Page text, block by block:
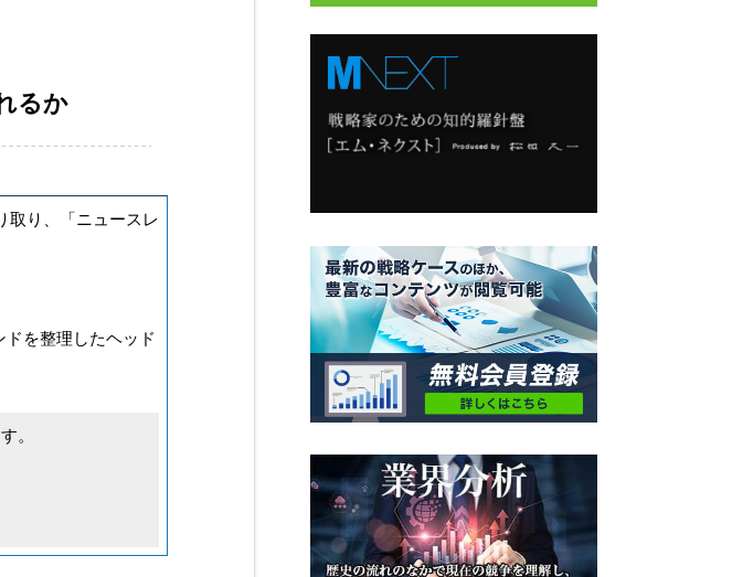
るか
取り、「ニュースレ
を整理したヘッド
。